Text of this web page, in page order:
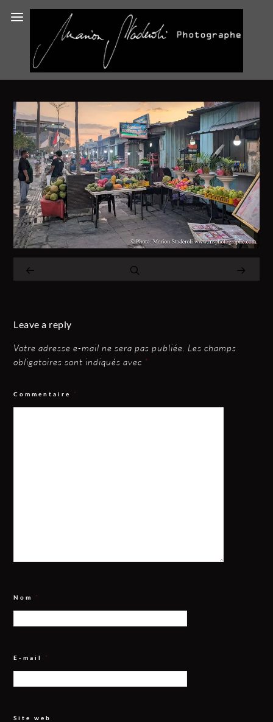
Leave a reply
Votre adresse e-mail ne sera pas publiée. Les champs
obligatoires sont indiqués avec *
Commentaire *
Nom *
E-mail *
Site web